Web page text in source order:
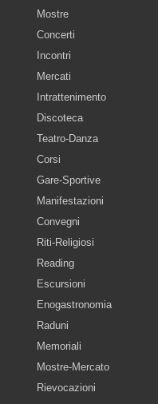
Mostre
Concerti
Incontri
Mercati
Intrattenimento
Discoteca
Teatro-Danza
Corsi
Gare-Sportive
Manifestazioni
Convegni
Riti-Religiosi
Reading
Escursioni
Enogastronomia
Raduni
Memoriali
Mostre-Mercato
Rievocazioni